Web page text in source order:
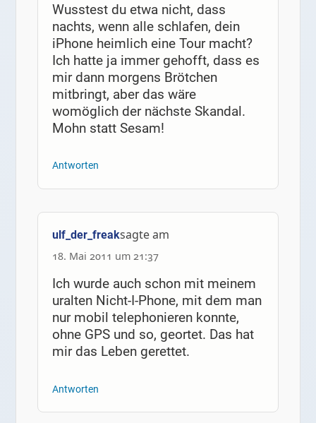
Wusstest du etwa nicht, dass
nachts, wenn alle schlafen, dein
iPhone heimlich eine Tour macht?
Ich hatte ja immer gehofft, dass es
mir dann morgens Brötchen
mitbringt, aber das wäre
womöglich der nächste Skandal.
Mohn statt Sesam!
Antworten
ulf_der_freaksagte am
18. Mai 2011 um 21:37
Ich wurde auch schon mit meinem
uralten Nicht-I-Phone, mit dem man
nur mobil telephonieren konnte,
ohne GPS und so, geortet. Das hat
mir das Leben gerettet.
Antworten